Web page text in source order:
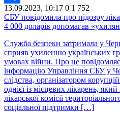
Share
13.09.2023, 10:17 0 1 752
СБУ повідомила про підозру
4 000 доларів допомагав
Служба безпеки затримала у
сприяв ухиленню українських
умовах війни. Про це
інформацію Управління СБУ у
слідства, організатором
однієї із місцевих лікарень,
лікарської комісії
соціальної підтримки […]